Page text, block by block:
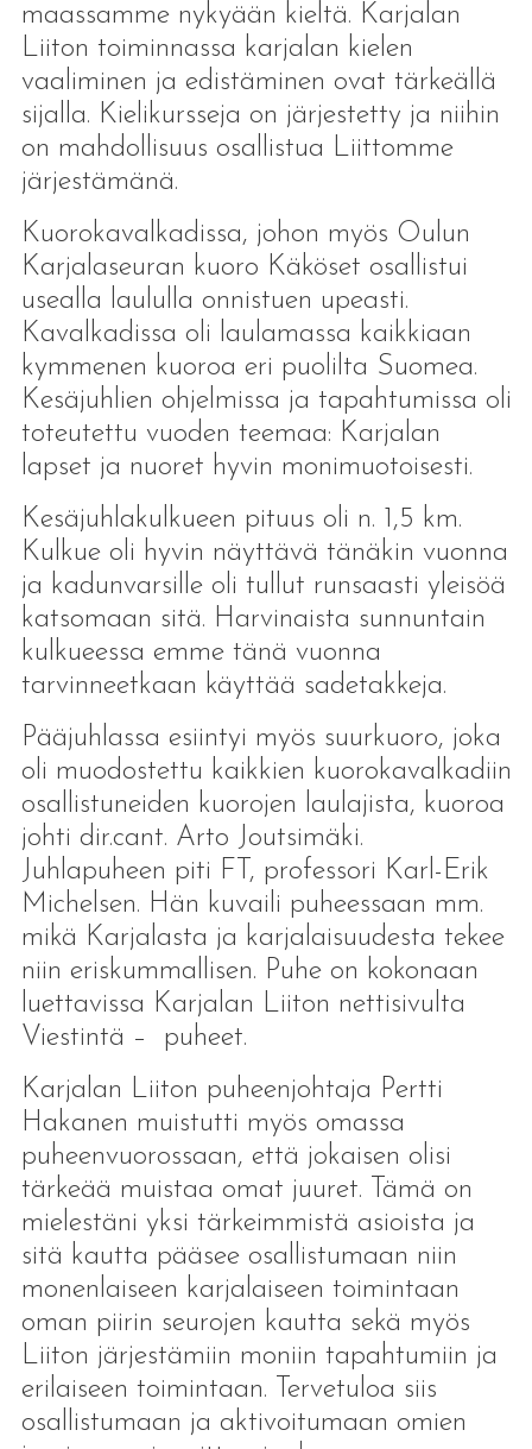
maassamme nykyään kieltä. Karjalan
Liiton toiminnassa karjalan kielen
vaaliminen ja edistäminen ovat tärkeällä
sijalla. Kielikursseja on järjestetty ja niihin
on mahdollisuus osallistua Liittomme
järjestämänä.
Kuorokavalkadissa, johon myös Oulun
Karjalaseuran kuoro Käköset osallistui
usealla laululla onnistuen upeasti.
Kavalkadissa oli laulamassa kaikkiaan
kymmenen kuoroa eri puolilta Suomea.
Kesäjuhlien ohjelmissa ja tapahtumissa oli
toteutettu vuoden teemaa: Karjalan
lapset ja nuoret hyvin monimuotoisesti.
Kesäjuhlakulkueen pituus oli n. 1,5 km.
Kulkue oli hyvin näyttävä tänäkin vuonna
ja kadunvarsille oli tullut runsaasti yleisöä
katsomaan sitä. Harvinaista sunnuntain
kulkueessa emme tänä vuonna
tarvinneetkaan käyttää sadetakkeja.
Pääjuhlassa esiintyi myös suurkuoro, joka
oli muodostettu kaikkien kuorokavalkadiin
osallistuneiden kuorojen laulajista, kuoroa
johti dir.cant. Arto Joutsimäki.
Juhlapuheen piti FT, professori Karl-Erik
Michelsen. Hän kuvaili puheessaan mm.
mikä Karjalasta ja karjalaisuudesta tekee
niin eriskummallisen. Puhe on kokonaan
luettavissa Karjalan Liiton nettisivulta
Viestintä – puheet.
Karjalan Liiton puheenjohtaja Pertti
Hakanen muistutti myös omassa
puheenvuorossaan, että jokaisen olisi
tärkeää muistaa omat juuret. Tämä on
mielestäni yksi tärkeimmistä asioista ja
sitä kautta pääsee osallistumaan niin
monenlaiseen karjalaiseen toimintaan
oman piirin seurojen kautta sekä myös
Liiton järjestämiin moniin tapahtumiin ja
erilaiseen toimintaan. Tervetuloa siis
osallistumaan ja aktivoitumaan omien